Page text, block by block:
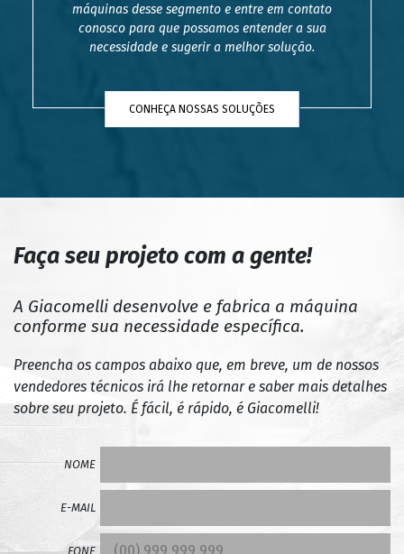
máquinas desse segmento e entre em contato
conosco para que possamos entender a sua
necessidade e sugerir a melhor solução.
CONHEÇA NOSSAS SOLUÇÕES
Faça seu projeto com a gente!
A Giacomelli desenvolve e fabrica a máquina
conforme sua necessidade específica.
Preencha os campos abaixo que, em breve, um de nossos
vendedores técnicos irá lhe retornar e saber mais detalhes
sobre seu projeto. É fácil, é rápido, é Giacomelli!
NOME
E-MAIL
FONE